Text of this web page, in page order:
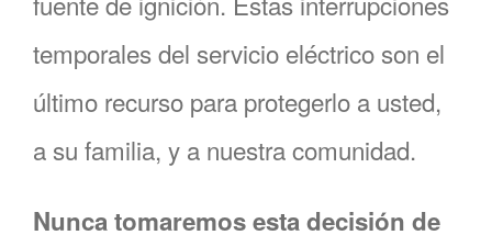
temporales del servicio eléctrico son el
último recurso para protegerlo a usted,
a su familia, y a nuestra comunidad.
Nunca tomaremos esta decisión de